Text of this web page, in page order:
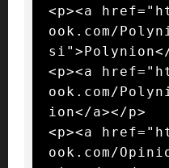
<p><a
ook.com/
<p><a
ook.com/
ion</a></p>
<p><a
ook.com/